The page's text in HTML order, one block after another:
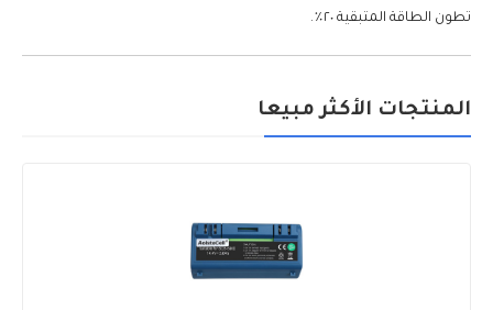
تطون الطاقة المتبقية ٢٠٪.
المنتجات الأكثر مبيعا